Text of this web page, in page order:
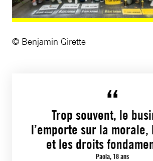
© Benjamin Girette
Trop souvent, le
l’emporte sur la
et les droits
Paola, 18 ans